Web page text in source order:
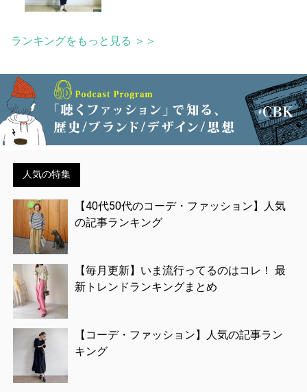
ランキングをもっと見る ＞＞
人気の特集
【40代50代のコーデ・ファッション】人気
の記事ランキング
【毎月更新】いま流行ってるのはコレ！ 最
新トレンドランキングまとめ
【コーデ・ファッション】人気の記事ラン
キング